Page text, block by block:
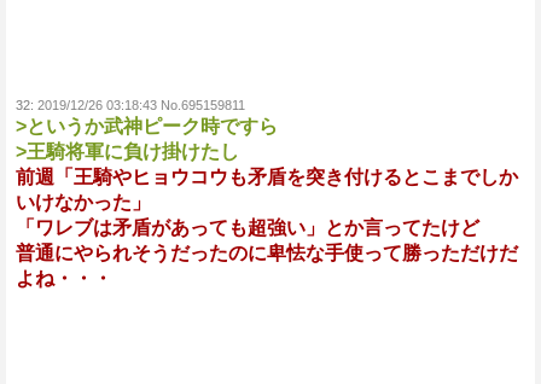
32: 2019/12/26 03:18:43 No.695159811
>というか武神ピーク時ですら
>王騎将軍に負け掛けたし
前週「王騎やヒョウコウも矛盾を突き付けるとこまでしか
いけなかった」
「ワレブは矛盾があっても超強い」とか言ってたけど
普通にやられそうだったのに卑怯な手使って勝っただけだ
よね・・・